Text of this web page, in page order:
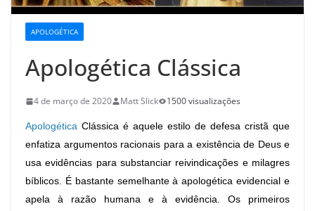
APOLOGÉTICA
Apologética Clássica
4 de março de 2020 Matt Slick 1500 visualizações
Apologética Clássica é aquele estilo de defesa cristã que
enfatiza argumentos racionais para a existência de Deus e
usa evidências para substanciar reivindicações e milagres
bíblicos. É bastante semelhante à apologética evidencial e
apela à razão humana e à evidência. Os primeiros